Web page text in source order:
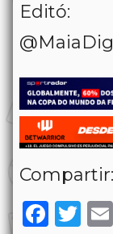
Editó:
Compartir: